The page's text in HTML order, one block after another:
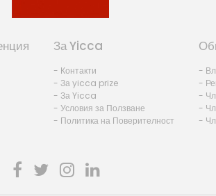
За Yicca
- Контакти
- За yicca prize
- За Yicca
- Условия за Ползване
- Политика на Поверителност
-
-
-
-
-